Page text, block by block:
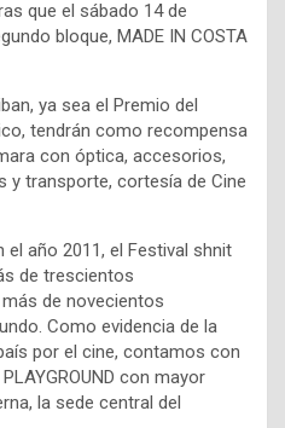
que el sábado 14 de
bloque, MADE IN COSTA
ya sea el Premio del
tendrán como recompensa
con óptica, accesorios,
y transporte, cortesía de Cine
el año 2011, el Festival shnit
de trescientos
de novecientos
Como evidencia de la
por el cine, contamos con
con mayor
la sede central del